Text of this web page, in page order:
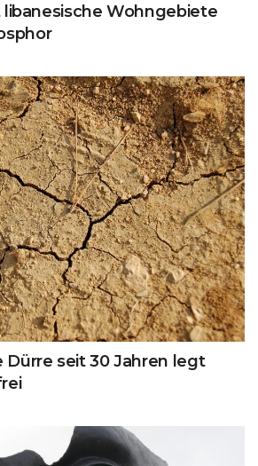
libanesische Wohngebiete
Dürre seit 30 Jahren legt